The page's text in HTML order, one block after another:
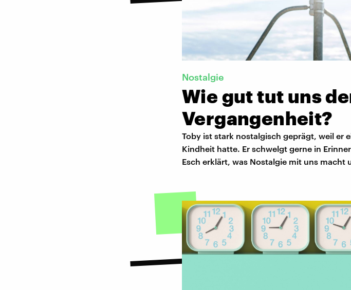
Nostalgie
Wie gut tut uns
Vergangenheit?
Toby ist stark nostalgisch geprägt, weil er
Kindheit hatte. Er schwelgt gerne in
Esch erklärt, was Nostalgie mit uns macht